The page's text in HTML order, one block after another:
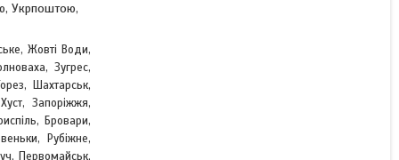
Укрпоштою,
Жовті Води,
Зугрес,
Шахтарськ,
Запоріжжя,
Бровари,
Рубіжне,
Первомайськ,